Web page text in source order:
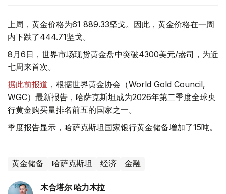
上周，黄金价格为61 889.33坚戈。因此，黄金价格在一周
内下跌了444.71坚戈。
8月6日，世界市场现货黄金盘中突破4300美元/盎司，为近
七周来首次。
据此前报道 ，根据世界黄金协会（World Gold Council,
WGC）最新报告，哈萨克斯坦成为2026年第二季度全球央
行黄金购买量排名前五的国家之一。
季度报告显示，哈萨克斯坦国家银行黄金储备增加了15吨。
黄金储备 哈萨克斯坦 经济 金融
木合塔尔 哈力木拉